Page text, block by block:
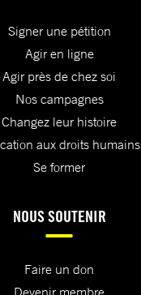
Signer une pétition
Agir en ligne
Agir près de chez soi
Nos campagnes
Changez leur histoire
aux droits humains
Se former
NOUS SOUTENIR
Faire un don
Devenir membre